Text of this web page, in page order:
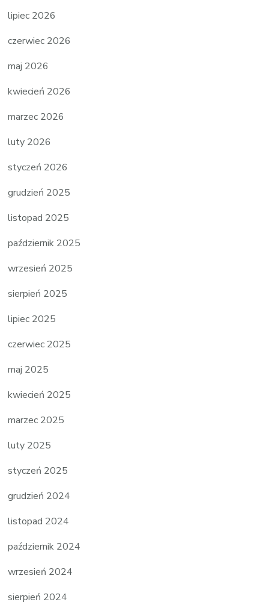
lipiec 2026
czerwiec 2026
maj 2026
kwiecień 2026
marzec 2026
luty 2026
styczeń 2026
grudzień 2025
listopad 2025
październik 2025
wrzesień 2025
sierpień 2025
lipiec 2025
czerwiec 2025
maj 2025
kwiecień 2025
marzec 2025
luty 2025
styczeń 2025
grudzień 2024
listopad 2024
październik 2024
wrzesień 2024
sierpień 2024